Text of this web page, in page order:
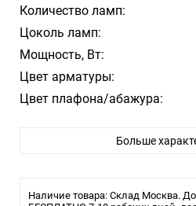
Количество ламп:
Цоколь ламп:
Мощность, Вт:
Цвет арматуры:
Цвет плафона/абажура:
Больше
Наличие товара: Склад Москва.